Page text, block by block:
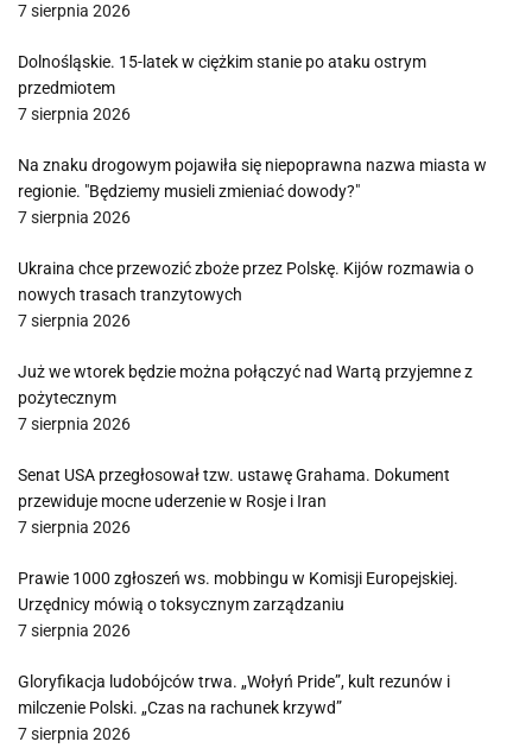
7 sierpnia 2026
Dolnośląskie. 15-latek w ciężkim stanie po ataku ostrym
przedmiotem
7 sierpnia 2026
Na znaku drogowym pojawiła się niepoprawna nazwa miasta w
regionie. "Będziemy musieli zmieniać dowody?"
7 sierpnia 2026
Ukraina chce przewozić zboże przez Polskę. Kijów rozmawia o
nowych trasach tranzytowych
7 sierpnia 2026
Już we wtorek będzie można połączyć nad Wartą przyjemne z
pożytecznym
7 sierpnia 2026
Senat USA przegłosował tzw. ustawę Grahama. Dokument
przewiduje mocne uderzenie w Rosje i Iran
7 sierpnia 2026
Prawie 1000 zgłoszeń ws. mobbingu w Komisji Europejskiej.
Urzędnicy mówią o toksycznym zarządzaniu
7 sierpnia 2026
Gloryfikacja ludobójców trwa. „Wołyń Pride”, kult rezunów i
milczenie Polski. „Czas na rachunek krzywd”
7 sierpnia 2026